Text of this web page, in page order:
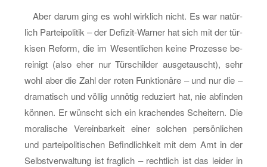
Aber darum ging es wohl wirk­lich nicht. Es war na­tür­
lich Par­tei­po­li­tik – der De­fi­zit-War­ner hat sich mit der tür­
ki­sen Re­form, die im We­sent­li­chen keine Pro­zes­se be­
rei­nigt (also eher nur Tür­schil­der aus­ge­tauscht), sehr
wohl aber die Zahl der roten Funk­tio­nä­re – und nur die –
dra­ma­tisch und völ­lig un­nö­tig re­du­ziert hat, nie ab­fin­den
kön­nen. Er wünscht sich ein kra­chen­des Schei­tern. Die
mo­ra­li­sche Ver­ein­bar­keit einer sol­chen per­sön­li­chen
und par­tei­po­li­ti­schen Be­find­lich­keit mit dem Amt in der
Selbst­ver­wal­tung ist frag­lich – recht­lich ist das lei­der in